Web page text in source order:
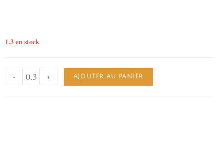
1.3 en stock
- + AJOUTER AU PANIER